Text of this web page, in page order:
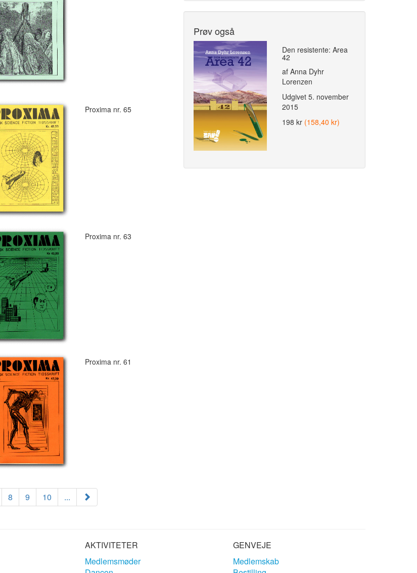
Proxima nr. 65
Proxima nr. 63
Proxima nr. 61
8 9 10 ...
Prøv også
Den resistente: Area
42
af Anna Dyhr
Lorenzen
Udgivet 5. november
2015
198 kr (158,40 kr)
AKTIVITETER
Medlemsmøder
GENVEJE
Medlemskab